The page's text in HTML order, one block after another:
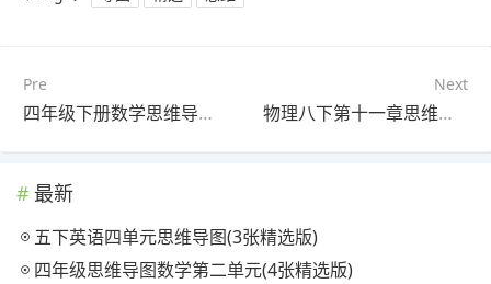
Pre
四年级下册数学思维导图第五单元三角形(4个附下载)
Next
物理八下第十一章思维导图(3个高清晰可打印)
最新
五下英语四单元思维导图(3张精选版)
四年级思维导图数学第二单元(4张精选版)